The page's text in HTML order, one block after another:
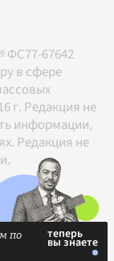
ФС77-67642
в сфере
г. Редакция не
информации,
Редакция не
с
по